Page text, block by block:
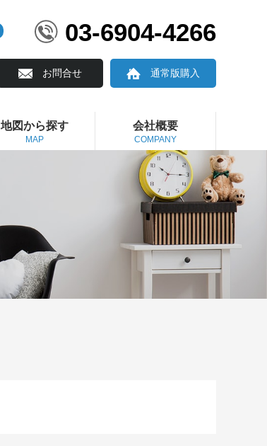
03-6904-4266
お問合せ 通常版購入
地図から探す
MAP
会社概要
COMPANY